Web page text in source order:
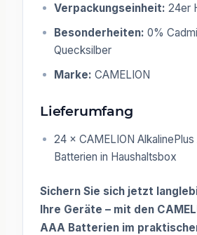
Verpackungseinheit: 24er
Besonderheiten: 0%
Quecksilber
Marke: CAMELION
Lieferumfang
24 × CAMELION
Batterien in Haushaltsbox
Sichern Sie sich jetzt
Ihre Geräte – mit den
AAA Batterien im